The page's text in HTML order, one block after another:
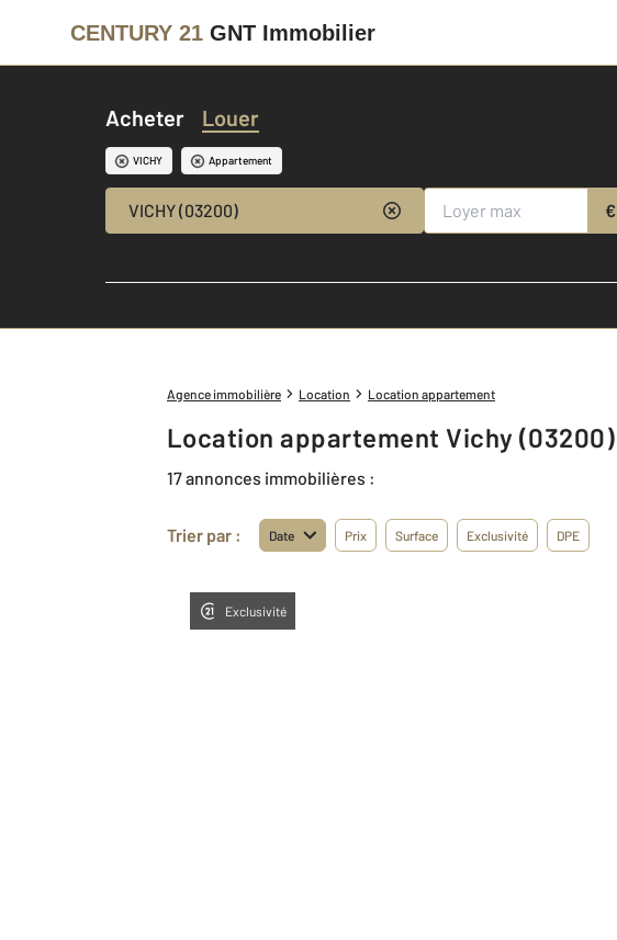
CENTURY 21 GNT Immobilier
Acheter Louer
VICHY Appartement
VICHY (03200) €
Agence immobilière Location Location appartement
Location appartement Vichy (03200)
17 annonces immobilières :
Trier par : Date Prix Surface Exclusivité DPE
Exclusivité